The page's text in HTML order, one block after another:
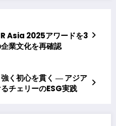
2025アワードを3
業文化を再確認
く初心を貫く ― アジア
チェリーのESG実践